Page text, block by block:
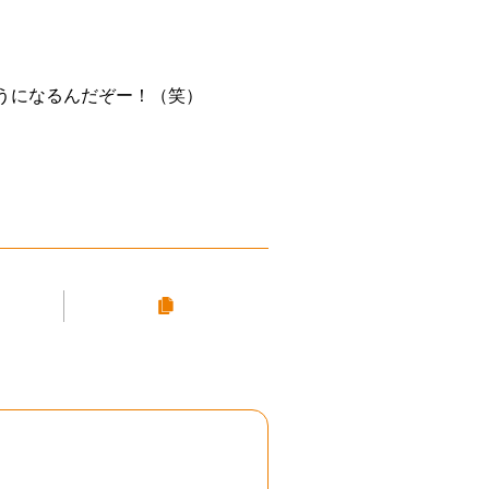
なるんだぞー！（笑）